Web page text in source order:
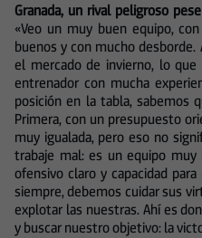
Granada, un rival peligroso
«Veo un muy buen equipo,
buenos y con mucho
el mercado de invierno, lo
entrenador con mucha
posición en la tabla, sabemos
Primera, con un presupuesto
muy igualada, pero eso no
trabaje mal: es un equipo
ofensivo claro y capacidad
siempre, debemos cuidar sus
explotar las nuestras. Ahí es
y buscar nuestro objetivo: la